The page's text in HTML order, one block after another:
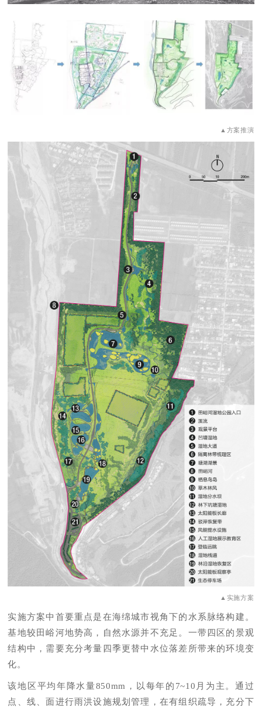
▲方案推演
▲实施方案
实施方案中首要重点是在海绵城市视角下的水系脉络构建。
基地较田峪河地势高，自然水源并不充足。一带四区的景观
结构中，需要充分考量四季更替中水位落差所带来的环境变
化。
该地区平均年降水量850mm，以每年的7~10月为主。通过
点、线、面进行雨洪设施规划管理，在有组织疏导，充分下